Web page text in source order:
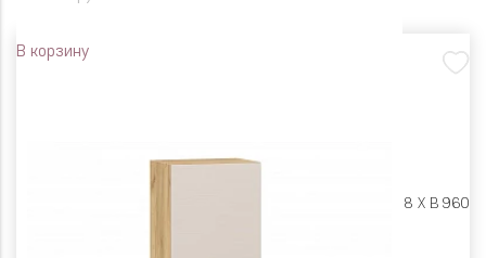
В корзину
Ш 500 X Г 318 X В 960